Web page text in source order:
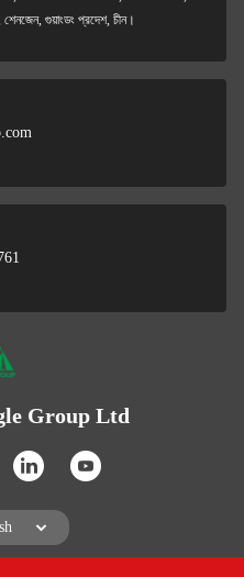
শেনজেন, গুয়াংডং প্রদেশ, চীন।
Group Ltd